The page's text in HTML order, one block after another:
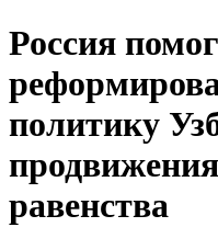
Россия
политику
равенства